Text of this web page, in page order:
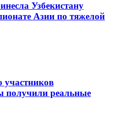
Узбекистану
Азии по тяжелой
участников
получили реальные